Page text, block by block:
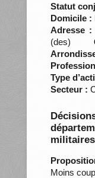
Statut
Domicile :
Adresse :
(des)
Type
Secteur :
Moins